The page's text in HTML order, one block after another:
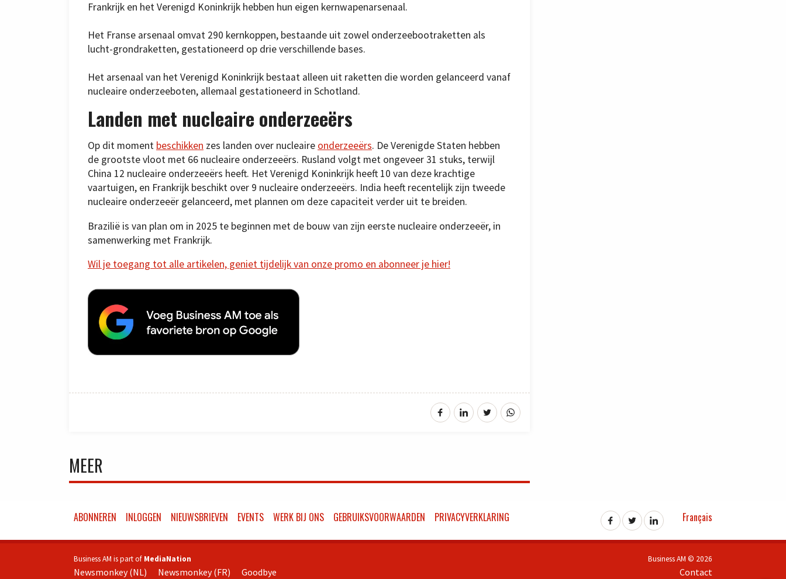
Frankrijk en het Verenigd Koninkrijk hebben hun eigen kernwapenarsenaal.
Het Franse arsenaal omvat 290 kernkoppen, bestaande uit zowel onderzeebootraketten als
lucht-grondraketten, gestationeerd op drie verschillende bases.
Het arsenaal van het Verenigd Koninkrijk bestaat alleen uit raketten die worden gelanceerd vanaf
nucleaire onderzeeboten, allemaal gestationeerd in Schotland.
Landen met nucleaire onderzeeërs
Op dit moment beschikken zes landen over nucleaire onderzeeërs. De Verenigde Staten hebben
de grootste vloot met 66 nucleaire onderzeeërs. Rusland volgt met ongeveer 31 stuks, terwijl
China 12 nucleaire onderzeeërs heeft. Het Verenigd Koninkrijk heeft 10 van deze krachtige
vaartuigen, en Frankrijk beschikt over 9 nucleaire onderzeeërs. India heeft recentelijk zijn tweede
nucleaire onderzeeër gelanceerd, met plannen om deze capaciteit verder uit te breiden.
Brazilië is van plan om in 2025 te beginnen met de bouw van zijn eerste nucleaire onderzeeër, in
samenwerking met Frankrijk.
Wil je toegang tot alle artikelen, geniet tijdelijk van onze promo en abonneer je hier!
MEER
ABONNEREN INLOGGEN NIEUWSBRIEVEN EVENTS WERK BIJ ONS GEBRUIKSVOORWAARDEN PRIVACYVERKLARING Français
Business AM is part of MediaNation
Newsmonkey (NL) Newsmonkey (FR) Goodbye
Business AM © 2026
Contact